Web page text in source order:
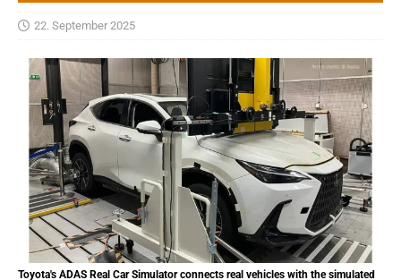
22. September 2025
Toyota's ADAS Real Car Simulator connects real vehicles with the simulated